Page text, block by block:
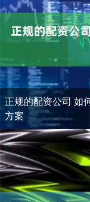
正规的配资公司 如
方案